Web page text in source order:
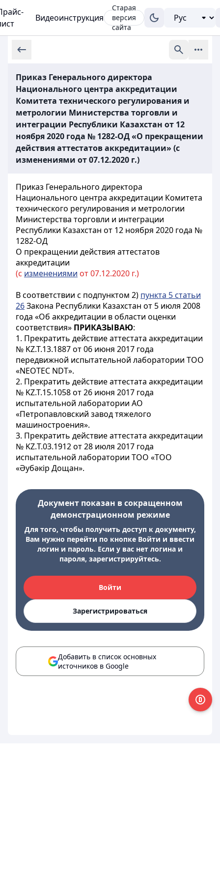
Видеоинструкция
Старая
версия
сайта
Приказ Генерального директора
Национального центра аккредитации
Комитета технического регулирования и
метрологии Министерства торговли и
интеграции Республики Казахстан от 12
ноября 2020 года № 1282-ОД «О прекращении
действия аттестатов аккредитации» (с
изменениями от 07.12.2020 г.)
Приказ Генерального директора
Национального центра аккредитации Комитета
технического регулирования и метрологии
Министерства торговли и интеграции
Республики Казахстан от 12 ноября 2020 года №
1282-ОД
О прекращении действия аттестатов
аккредитации
(с изменениями от 07.12.2020 г.)
В соответствии с подпунктом 2) пункта 5 статьи
26Закона Республики Казахстан от 5 июля 2008
года «Об аккредитации в области оценки
соответствия» ПРИКАЗЫВАЮ:
1. Прекратить действие аттестата аккредитации
№ KZ.T.13.1887 от 06 июня 2017 года
передвижной испытательной лаборатории ТОО
«NEOTEC NDT».
2. Прекратить действие аттестата аккредитации
№ KZ.T.15.1058 от 26 июня 2017 года
испытательной лаборатории АО
«Петропавловский завод тяжелого
машиностроения».
3. Прекратить действие аттестата аккредитации
№ KZ.Т.03.1912 от 28 июля 2017 года
испытательной лаборатории ТОО «ТОО
«Әубәкір Дощан».
Документ показан в сокращенном
демонстрационном режиме
Для того, чтобы получить доступ к документу,
Вам нужно перейти по кнопке Войти и ввести
логин и пароль. Если у вас нет логина и
пароля, зарегистрируйтесь.
Войти
Зарегистрироваться
Добавить в список основных
источников в Google